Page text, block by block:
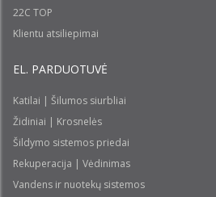
22C TOP
Klientu atsiliepimai
EL. PARDUOTUVĖ
Katilai | Šilumos siurbliai
Židiniai | Krosnelės
Šildymo sistemos priedai
Rekuperacija | Vėdinimas
Vandens ir nuotekų sistemos